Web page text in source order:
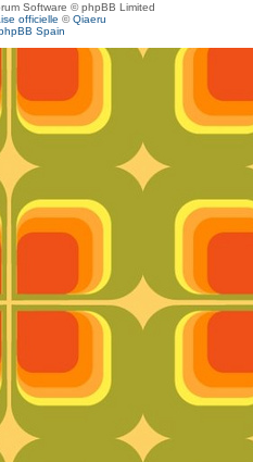
Software © phpBB Limited
officielle ©Qiaeru
Spain